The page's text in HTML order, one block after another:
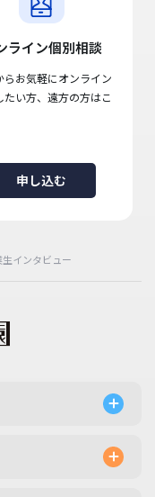
ライン個別相談
らお気軽にオンライン
たい方、遠方の方はこ
申し込む
インタビュー